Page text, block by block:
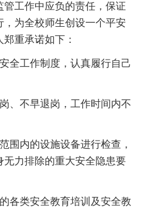
工作中应负的责任，保证
为全校师生创设一个平安
重承诺如下：
全工作制度，认真履行自己
、不早退岗，工作时间内不
围内的设施设备进行检查，
力排除的重大安全隐患要
各类安全教育培训及安全教